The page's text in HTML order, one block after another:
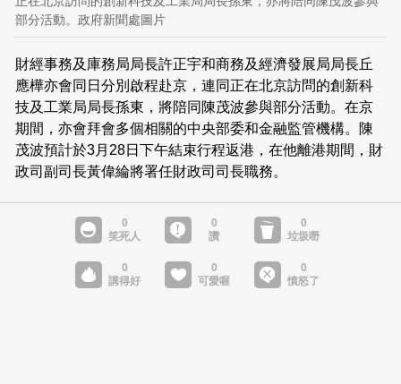
部分活動。政府新聞處圖片
財經事務及庫務局局長許正宇和商務及經濟發展局局長丘
應樺亦會同日分別啟程赴京，連同正在北京訪問的創新科
技及工業局局長孫東，將陪同陳茂波參與部分活動。在京
期間，亦會拜會多個相關的中央部委和金融監管機構。陳
茂波預計於3月28日下午結束行程返港，在他離港期間，財
政司副司長黃偉綸將署任財政司司長職務。